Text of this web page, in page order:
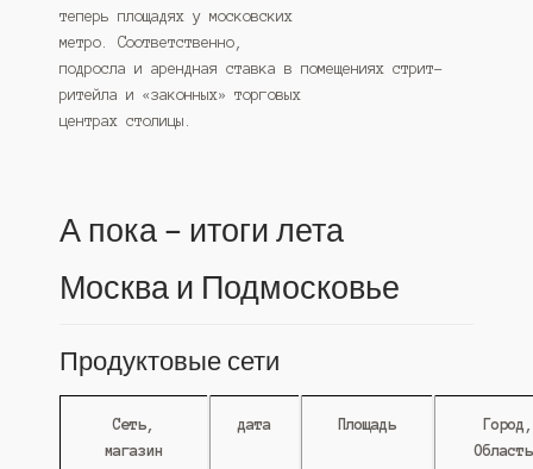
теперь площадях у московских
метро. Соответственно,
подросла и арендная ставка в помещениях стрит-
ритейла и «законных» торговых
центрах столицы.
А пока – итоги лета
Москва и Подмосковье
Продуктовые сети
Сеть,
магазин
дата Площадь
Город,